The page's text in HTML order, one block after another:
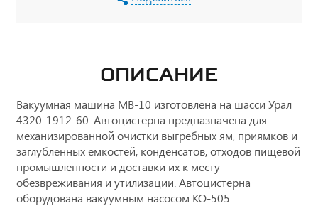
ОПИСАНИЕ
Вакуумная машина МВ-10 изготовлена на шасси Урал
4320-1912-60. Автоцистерна предназначена для
механизированной очистки выгребных ям, приямков и
заглубленных емкостей, конденсатов, отходов пищевой
промышленности и доставки их к месту
обезвреживания и утилизации. Автоцистерна
оборудована вакуумным насосом КО-505.